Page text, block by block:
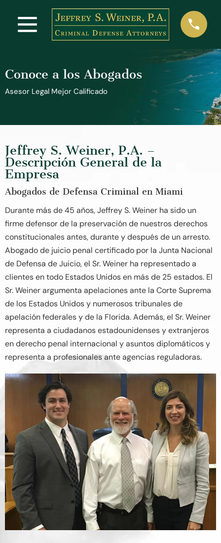
Conoce a los Abogados
Asesor Legal Mejor Calificado
Jeffrey S. Weiner, P.A. –
Descripción General de la
Empresa
Abogados de Defensa Criminal en Miami
Durante más de 45 años, Jeffrey S. Weiner ha sido un
firme defensor de la preservación de nuestros derechos
constitucionales antes, durante y después de un arresto.
Abogado de juicio penal certificado por la Junta Nacional
de Defensa de Juicio, el Sr. Weiner ha representado a
clientes en todo Estados Unidos en más de 25 estados. El
Sr. Weiner argumenta apelaciones ante la Corte Suprema
de los Estados Unidos y numerosos tribunales de
apelación federales y de la Florida. Además, el Sr. Weiner
representa a ciudadanos estadounidenses y extranjeros
en derecho penal internacional y asuntos diplomáticos y
representa a profesionales ante agencias reguladoras.